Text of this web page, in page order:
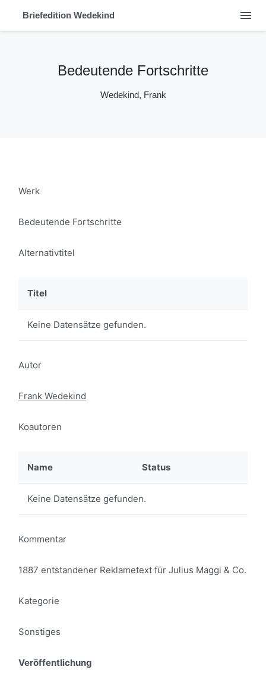
Briefedition Wedekind menu
Bedeutende Fortschritte
Wedekind, Frank
Werk
Bedeutende Fortschritte
Alternativtitel
Titel
Keine Datensätze gefunden.
Autor
Frank Wedekind
Koautoren
Name Status
Keine Datensätze gefunden.
Kommentar
1887 entstandener Reklametext für Julius Maggi & Co.
Kategorie
Sonstiges
Veröffentlichung